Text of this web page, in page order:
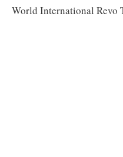
World International Revo